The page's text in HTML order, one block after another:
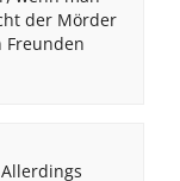
der Mörder
Freunden